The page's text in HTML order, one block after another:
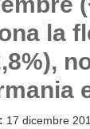
la
17 dicembre